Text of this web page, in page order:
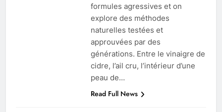
formules agressives et on
explore des méthodes
naturelles testées et
approuvées par des
générations. Entre le vinaigre de
cidre, l’ail cru, l’intérieur d’une
peau de…
Read Full News